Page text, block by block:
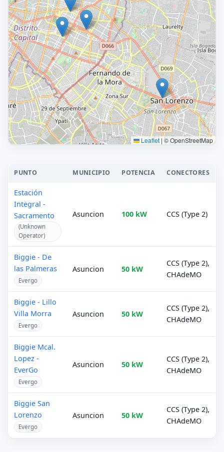
Leaflet | © OpenStreetMap
PUNTO MUNICIPIO POTENCIA CONECTORES
Estación
Integral -
Sacramento
(Unknown
Operator)
Asuncion 100 kW CCS (Type 2)
Biggie - De
las Palmeras
Evergo
Asuncion 50 kW
CCS (Type 2),
CHAdeMO
Biggie - Lillo
Villa Morra
Evergo
Asuncion 50 kW
CCS (Type 2),
CHAdeMO
Biggie Mcal.
Lopez -
EverGo
Evergo
Asuncion 50 kW
CCS (Type 2),
CHAdeMO
Biggie San
Lorenzo
Evergo
Asuncion 50 kW
CCS (Type 2),
CHAdeMO